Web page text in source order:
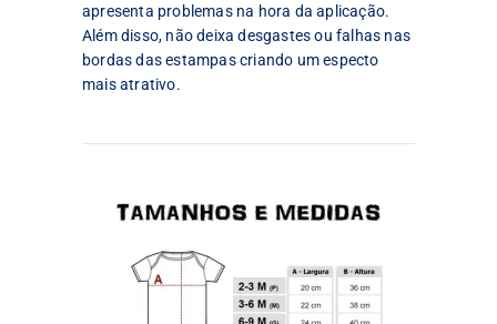
apresenta problemas na hora da aplicação.
Além disso, não deixa desgastes ou falhas nas
bordas das estampas criando um especto
mais atrativo.